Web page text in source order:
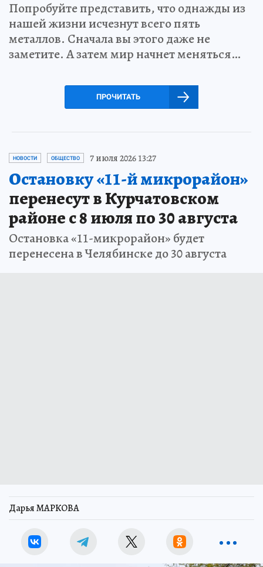
Попробуйте представить, что однажды из
нашей жизни исчезнут всего пять
металлов. Сначала вы этого даже не
заметите. А затем мир начнет меняться…
ПРОЧИТАТЬ
НОВОСТИ ОБЩЕСТВО 7 июля 2026 13:27
Остановку «11-й микрорайон»
перенесут в Курчатовском
районе с 8 июля по 30 августа
Остановка «11-микрорайон» будет
перенесена в Челябинске до 30 августа
Дарья МАРКОВА